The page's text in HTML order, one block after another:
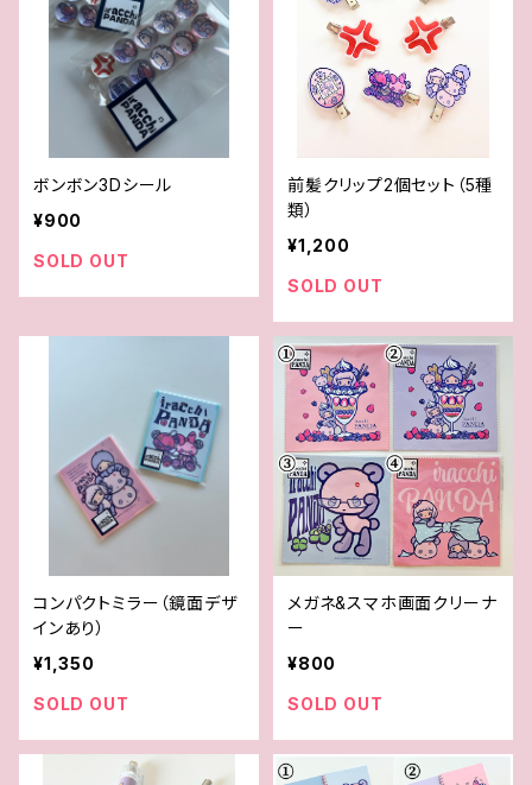
ボンボン3Dシール
¥900
SOLD OUT
前髪クリップ2個セット（5種
類）
¥1,200
SOLD OUT
コンパクトミラー（鏡面デザ
インあり）
¥1,350
SOLD OUT
メガネ&スマホ画面クリーナ
ー
¥800
SOLD OUT